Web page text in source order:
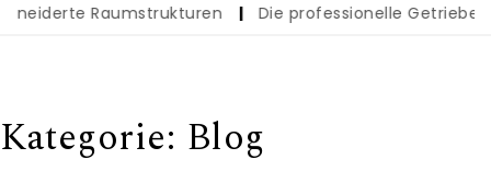
| Die professionelle
Kategorie: Blog